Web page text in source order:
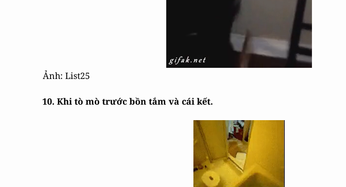
Ảnh: List25
10. Khi tò mò trước bồn tắm và cái kết.